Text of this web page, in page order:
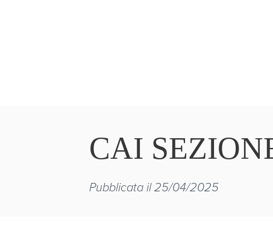
CAI
Pubblicata il 25/04/2025